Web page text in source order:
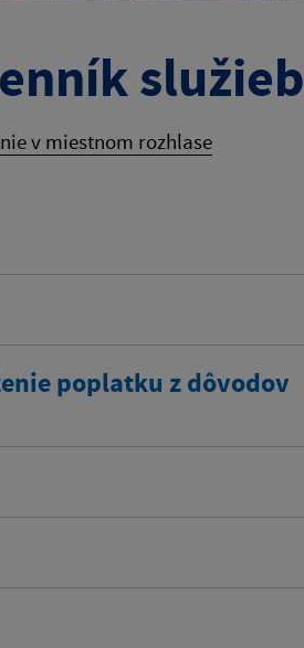
služieb
v miestnom rozhlase
poplatku z dôvodov